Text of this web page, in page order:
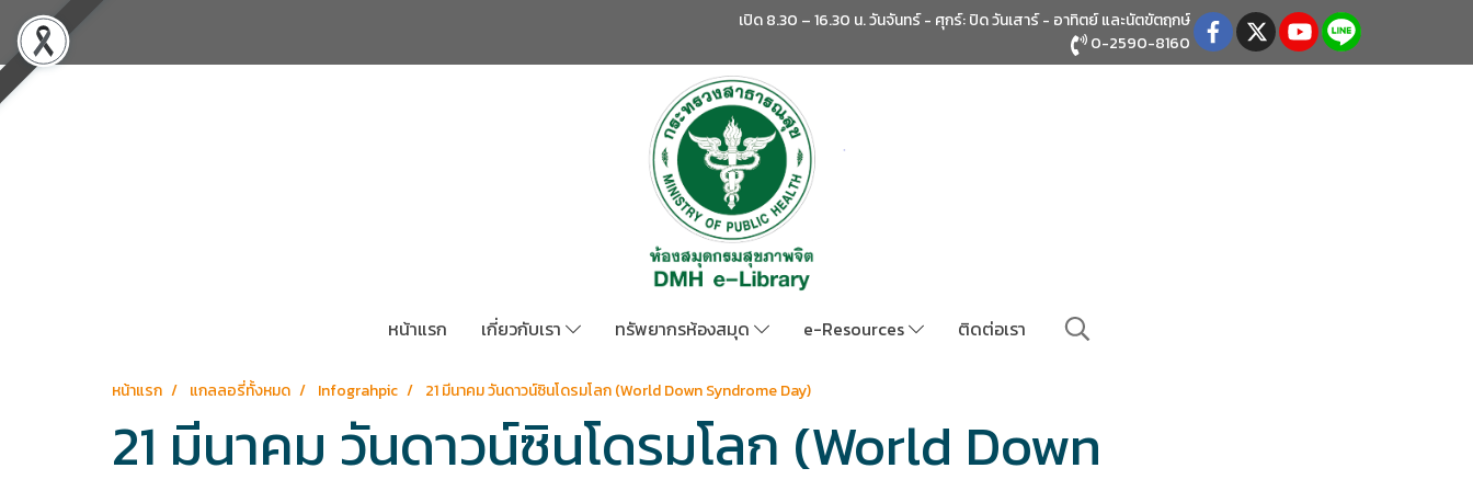
เปิด 8.30 – 16.30 น. วันจันทร์ - ศุกร์: ปิด วันเสาร์ - อาทิตย์และนัตขัตฤกษ์
0-2590-8160
หน้าแรก เกี่ยวกับเรา ทรัพยากรห้องสมุด e-Resources ติดต่อเรา
หน้าแรก แกลลอรี่ทั้งหมด Infograhpic 21 มีนาคม วันดาวน์ซินโดรมโลก (World Down Syndrome Day)
21 มีนาคม วันดาวน์ซินโดรมโลก (World Down